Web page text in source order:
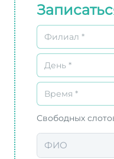
Филиал *
День *
Время *
Свободных